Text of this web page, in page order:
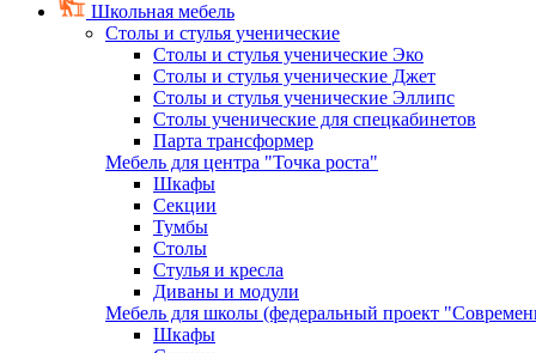
Школьная мебель
Столы и стулья ученические
Столы и стулья ученические Эко
Столы и стулья ученические Джет
Столы и стулья ученические Эллипс
Столы ученические для спецкабинетов
Парта трансформер
Мебель для центра "Точка роста"
Шкафы
Секции
Тумбы
Столы
Стулья и кресла
Диваны и модули
Мебель для школы (федеральный проект
Шкафы